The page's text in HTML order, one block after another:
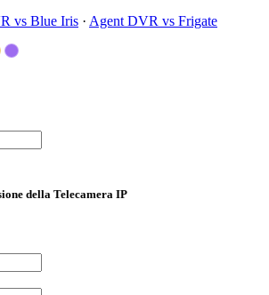
vs Blue Iris · Agent DVR vs Frigate
della Telecamera IP